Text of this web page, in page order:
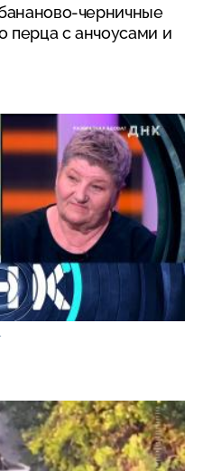
черничные
перца с анчоусами и